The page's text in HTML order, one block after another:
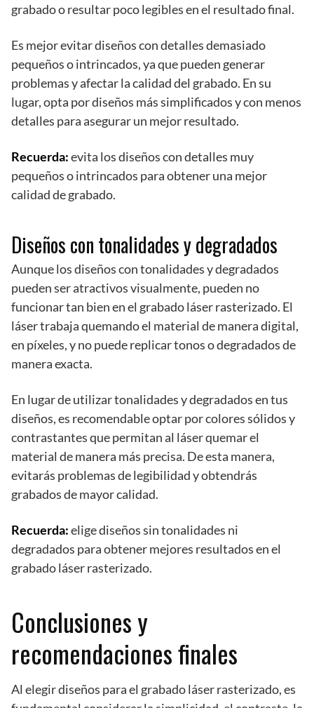
grabado o resultar poco legibles en el resultado final.
Es mejor evitar diseños con detalles demasiado
pequeños o intrincados, ya que pueden generar
problemas y afectar la calidad del grabado. En su
lugar, opta por diseños más simplificados y con menos
detalles para asegurar un mejor resultado.
Recuerda:evita los diseños con detalles muy
pequeños o intrincados para obtener una mejor
calidad de grabado.
Diseños con tonalidades y degradados
Aunque los diseños con tonalidades y degradados
pueden ser atractivos visualmente, pueden no
funcionar tan bien en el grabado láser rasterizado. El
láser trabaja quemando el material de manera digital,
en píxeles, y no puede replicar tonos o degradados de
manera exacta.
En lugar de utilizar tonalidades y degradados en tus
diseños, es recomendable optar por colores sólidos y
contrastantes que permitan al láser quemar el
material de manera más precisa. De esta manera,
evitarás problemas de legibilidad y obtendrás
grabados de mayor calidad.
Recuerda:elige diseños sin tonalidades ni
degradados para obtener mejores resultados en el
grabado láser rasterizado.
Conclusiones y
recomendaciones finales
Al elegir diseños para el grabado láser rasterizado, es